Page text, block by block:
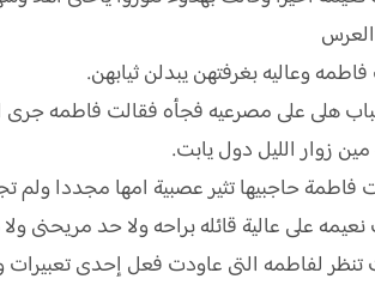
وعاليه بغرفتهن يبدلن ثيابهن.
هلى على مصرعيه فجأه فقالت فاطمه جرى
زوار الليل دول يابت.
حاجبيها تثير عصبية امها مجددا ولم
على عالية قائله براحه ولا حد مريحنى
لفاطمه التى عاودت فعل إحدى تعبيرات